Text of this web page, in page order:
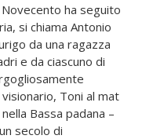
Novecento ha seguito
si chiama Antonio
da una ragazza
e da ciascuno di
Toni al mat
Bassa padana –
secolo di